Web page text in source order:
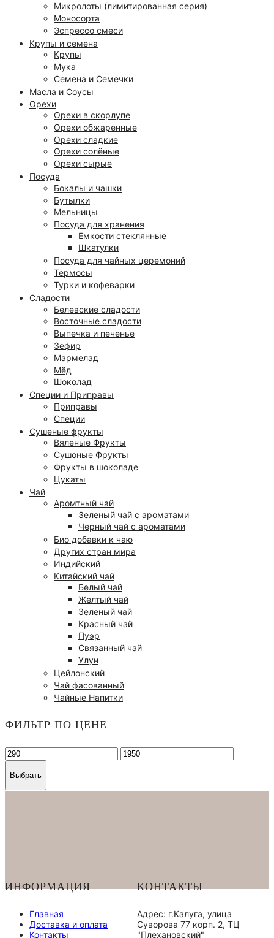
Микролоты (лимитированная серия)
Моносорта
Эспрессо смеси
Крупы и семена
Крупы
Мука
Семена и Семечки
Масла и Соусы
Орехи
Орехи в скорлупе
Орехи обжаренные
Орехи сладкие
Орехи солёные
Орехи сырые
Посуда
Бокалы и чашки
Бутылки
Мельницы
Посуда для хранения
Емкости стеклянные
Шкатулки
Посуда для чайных церемоний
Термосы
Турки и кофеварки
Сладости
Белевские сладости
Восточные сладости
Выпечка и печенье
Зефир
Мармелад
Мёд
Шоколад
Специи и Приправы
Приправы
Специи
Сушеные фрукты
Вяленые Фрукты
Сушоные Фрукты
Фрукты в шоколаде
Цукаты
Чай
Аромтный чай
Зеленый чай с ароматами
Черный чай с ароматами
Био добавки к чаю
Других стран мира
Индийский
Китайский чай
Белый чай
Желтый чай
Зеленый чай
Красный чай
Пуэр
Связанный чай
Улун
Цейлонский
Чай фасованный
Чайные Напитки
ФИЛЬТР ПО ЦЕНЕ
Выбрать
ИНФОРМАЦИЯ
Главная
Доставка и оплата
Контакты
КОНТАКТЫ
Адрес: г.Калуга, улица
Суворова 77 корп. 2, ТЦ
"Плехановский"